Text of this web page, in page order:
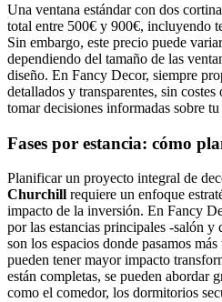
Una ventana estándar con dos
total entre 500€ y 900€, incluyendo
Sin embargo, este precio puede
dependiendo del tamaño de las
diseño. En Fancy Decor, siempre
detallados y transparentes, sin
tomar decisiones informadas sobre
Fases por estancia: cómo
Planificar un proyecto integral de
Churchill requiere un enfoque
impacto de la inversión. En Fancy
por las estancias principales -salón
son los espacios donde pasamos
pueden tener mayor impacto
están completas, se pueden abordar
como el comedor, los dormitorios